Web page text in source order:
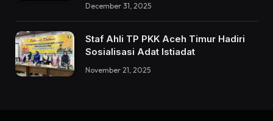
December 31, 2025
Staf Ahli TP PKK Aceh Timur Hadiri
Sosialisasi Adat Istiadat
November 21, 2025